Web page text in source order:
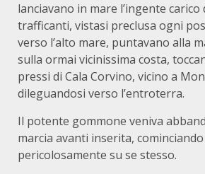
lanciavano in mare l’ingente carico
trafficanti, vistasi preclusa ogni
verso l’alto mare, puntavano alla
sulla ormai vicinissima costa,
pressi di Cala Corvino, vicino a
dileguandosi verso l’entroterra.
Il potente gommone veniva
marcia avanti inserita,
pericolosamente su se stesso.